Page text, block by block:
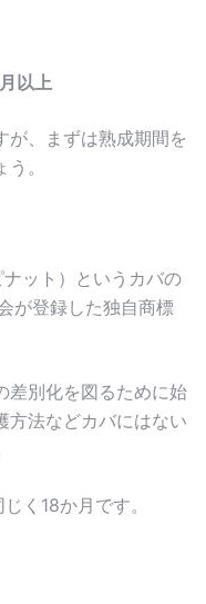
以上
が、まずは熟成期間を
。
ット）というカバの
が登録した独自商標
差別化を図るために始
方法などカバにはない
く18か月です。